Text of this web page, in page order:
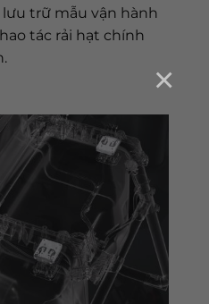
×
trữ mẫu vận hành
tác rải hạt chính